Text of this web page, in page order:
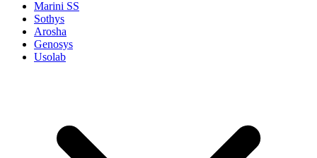
Marini SS
Sothys
Arosha
Genosys
Usolab